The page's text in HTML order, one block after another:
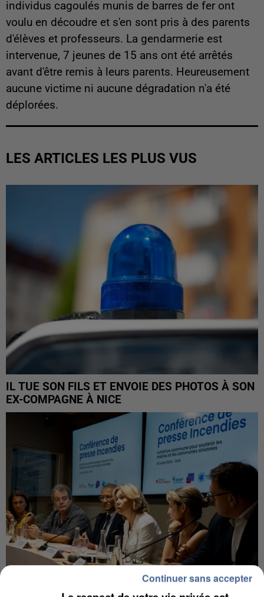
individus cagoulés munis de barres de fer ont
voulu en découdre et s'en sont pris à des parents
d'élèves et professeurs. La gendarmerie est
intervenue, 7 jeunes de 15 ans ont été arrêtés
avant d'être remis à leurs parents. Heureusement
aucune victime ni aucune dégradation n'a été
déplorées.
LES ARTICLES LES PLUS VUS
IL TUE SON FILS ET ENVOIE DES PHOTOS À SON
EX-COMPAGNE À NICE
Continuer sans accepter